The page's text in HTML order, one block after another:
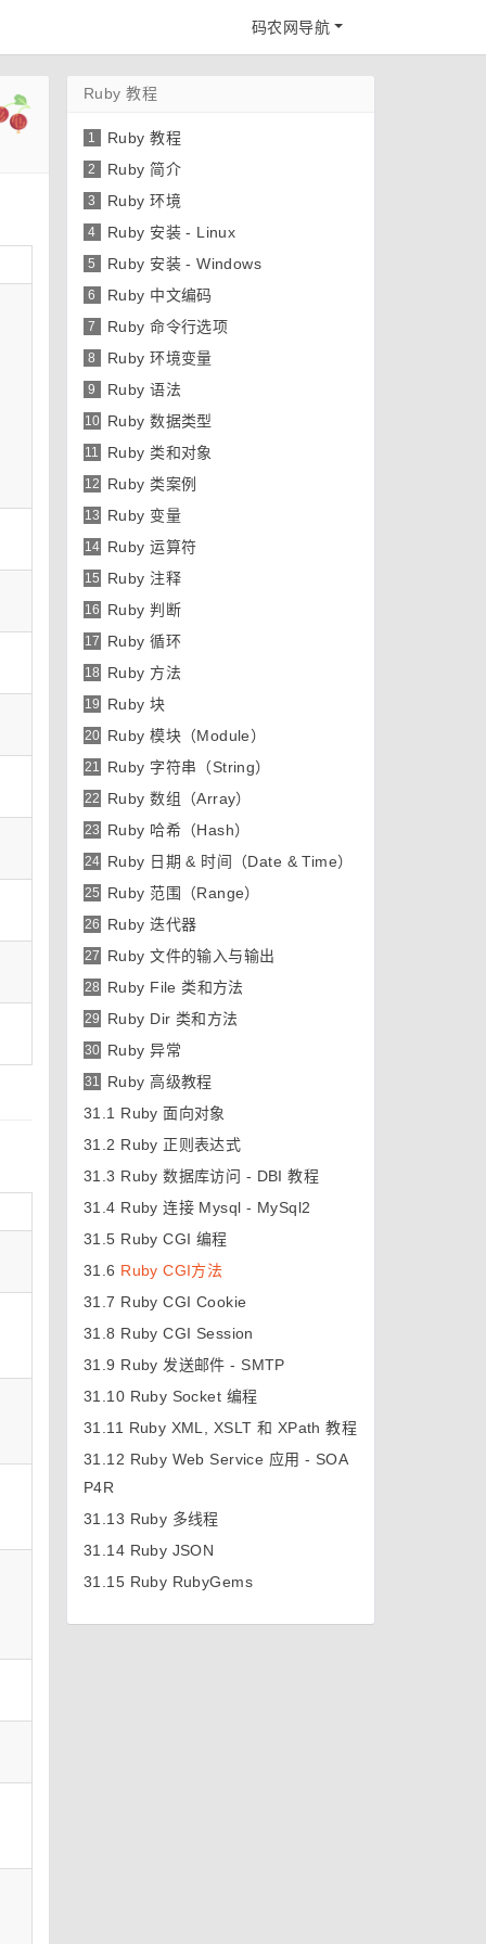
码农网导航
Ruby 教程
1 Ruby 教程
2 Ruby 简介
3 Ruby 环境
4 Ruby 安装 - Linux
5 Ruby 安装 - Windows
6 Ruby 中文编码
7 Ruby 命令行选项
8 Ruby 环境变量
9 Ruby 语法
10 Ruby 数据类型
11 Ruby 类和对象
12 Ruby 类案例
13 Ruby 变量
14 Ruby 运算符
15 Ruby 注释
16 Ruby 判断
17 Ruby 循环
18 Ruby 方法
19 Ruby 块
20 Ruby 模块（Module）
21 Ruby 字符串（String）
22 Ruby 数组（Array）
23 Ruby 哈希（Hash）
24 Ruby 日期 & 时间（Date & Time）
25 Ruby 范围（Range）
26 Ruby 迭代器
27 Ruby 文件的输入与输出
28 Ruby File 类和方法
29 Ruby Dir 类和方法
30 Ruby 异常
31
Ruby 高级教程
31.1 Ruby 面向对象
31.2 Ruby 正则表达式
31.3 Ruby 数据库访问 - DBI 教程
31.4 Ruby 连接 Mysql - MySql2
31.5 Ruby CGI 编程
31.6 Ruby CGI方法
31.7 Ruby CGI Cookie
31.8 Ruby CGI Session
31.9 Ruby 发送邮件 - SMTP
31.10 Ruby Socket 编程
31.11 Ruby XML, XSLT 和 XPath 教程
31.12 Ruby Web Service 应用 - SOA
P4R
31.13 Ruby 多线程
31.14 Ruby JSON
31.15 Ruby RubyGems